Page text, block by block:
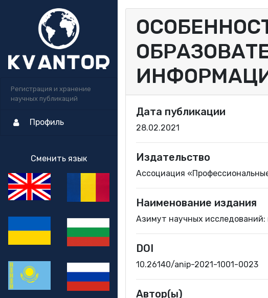
Регистрация и хранение
научных публикаций
Профиль
Сменить язык
Дата публикации
28.02.2021
Издательство
Ассоциация
Наименование издания
Азимут научных исследований:
DOI
10.26140/anip-2021-1001-0023
Автор(ы)